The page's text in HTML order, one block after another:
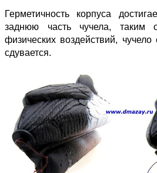
Герметичность корпуса
заднюю часть чучела, таким
физических воздействий,
сдувается.